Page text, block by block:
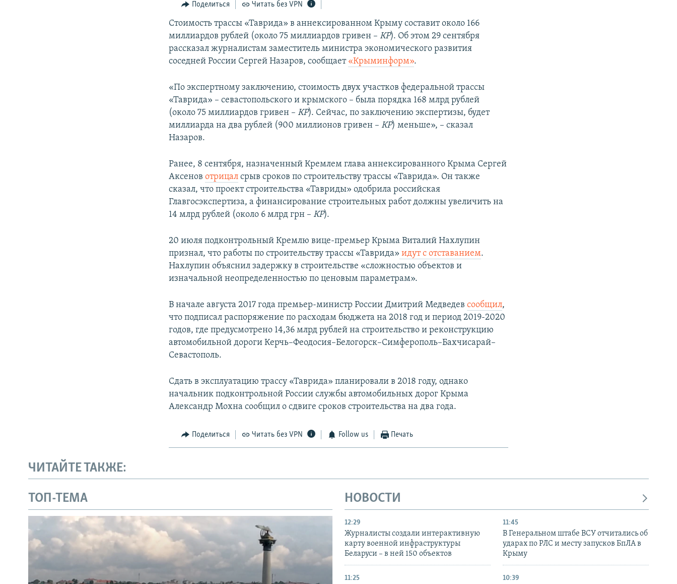
Поделиться Читать без VPN
Стоимость трассы «Таврида» в аннексированном Крыму составит около 166
миллиардов рублей (около 75 миллиардов гривен –КР). Об этом 29 сентября
рассказал журналистам заместитель министра экономического развития
соседней России Сергей Назаров, сообщает «Крыминформ».
«По экспертному заключению, стоимость двух участков федеральной трассы
«Таврида» – севастопольского и крымского – была порядка 168 млрд рублей
(около 75 миллиардов гривен –КР). Сейчас, по заключению экспертизы, будет
миллиарда на два рублей (900 миллионов гривен –КР) меньше», – сказал
Назаров.
Ранее, 8 сентября, назначенный Кремлем глава аннексированного Крыма Сергей
Аксеновотрицал срыв сроков по строительству трассы «Таврида». Он также
сказал, что проект строительства «Тавриды» одобрила российская
Главгосэкспертиза, а финансирование строительных работ должны увеличить на
14 млрд рублей (около 6 млрд грн –КР).
20 июля подконтрольный Кремлю вице-премьер Крыма Виталий Нахлупин
признал, что работы по строительству трассы «Таврида» идут с отставанием.
Нахлупин объяснил задержку в строительстве «сложностью объектов и
изначальной неопределенностью по ценовым параметрам».
В начале августа 2017 года премьер-министр России Дмитрий Медведевсообщил,
что подписал распоряжение по расходам бюджета на 2018 год и период 2019-2020
годов, где предусмотрено 14,36 млрд рублей на строительство и реконструкцию
автомобильной дороги Керчь–Феодосия–Белогорск–Симферополь–Бахчисарай–
Севастополь.
Сдать в эксплуатацию трассу «Таврида» планировали в 2018 году, однако
начальник подконтрольной России службы автомобильных дорог Крыма
Александр Мохна сообщил о сдвиге сроков строительства на два года.
Поделиться Читать без VPN Follow us Печать
ЧИТАЙТЕ ТАКЖЕ:
ТОП-ТЕМА НОВОСТИ
12:29
Журналисты создали интерактивную
карту военной инфраструктуры
Беларуси – в ней 150 объектов
11:45
В Генеральном штабе ВСУ отчитались об
ударах по РЛС и месту запусков БпЛА в
Крыму
11:25 10:39